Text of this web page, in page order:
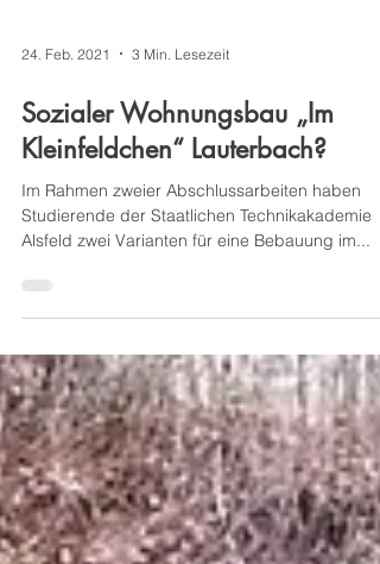
24. Feb. 2021 3 Min. Lesezeit
Sozialer Wohnungsbau „Im
Kleinfeldchen“ Lauterbach?
Im Rahmen zweier Abschlussarbeiten haben